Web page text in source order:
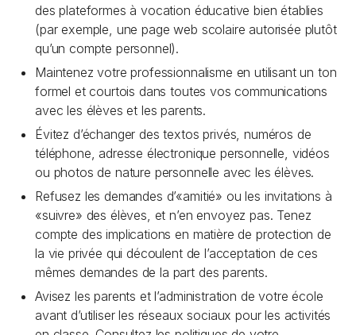
des plateformes à vocation éducative bien établies
(par exemple, une page web scolaire autorisée plutôt
qu’un compte personnel).
Maintenez votre professionnalisme en utilisant un ton
formel et courtois dans toutes vos communications
avec les élèves et les parents.
Évitez d’échanger des textos privés, numéros de
téléphone, adresse électronique personnelle, vidéos
ou photos de nature personnelle avec les élèves.
Refusez les demandes d’«amitié» ou les invitations à
«suivre» des élèves, et n’en envoyez pas. Tenez
compte des implications en matière de protection de
la vie privée qui découlent de l’acceptation de ces
mêmes demandes de la part des parents.
Avisez les parents et l’administration de votre école
avant d’utiliser les réseaux sociaux pour les activités